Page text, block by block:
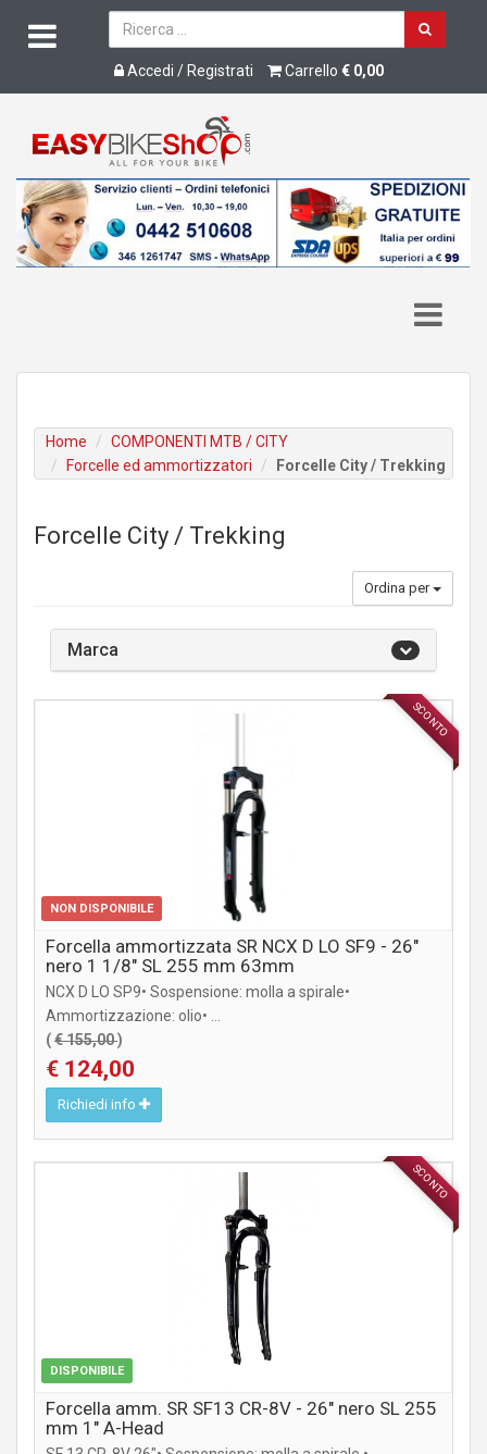
Accedi / Registrati Carrello € 0,00
Home
COMPONENTI MTB / CITY
Forcelle ed ammortizzatori
Forcelle City / Trekking
Forcelle City / Trekking
Ordina per
Marca
SCONTO
NON DISPONIBILE
COMPONENTI MTB / CITY
Forcella ammortizzata SR NCX D LO SF9 - 26"
nero 1 1/8" SL 255 mm 63mm
NCX D LO SP9• Sospensione: molla a spirale•
Ammortizzazione: olio• ...
(€ 155,00)
€ 124,00
Richiedi info
SCONTO
DISPONIBILE
COMPONENTI MTB / CITY
Forcella amm. SR SF13 CR-8V - 26" nero SL 255
mm 1" A-Head